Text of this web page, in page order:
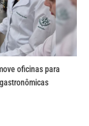
oficinas para